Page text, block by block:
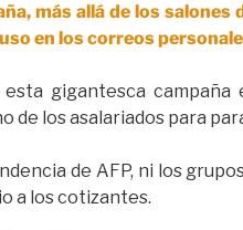
más allá de los
en los correos
esta gigantesca
de los asalariados para
de AFP, ni los
a los cotizantes.